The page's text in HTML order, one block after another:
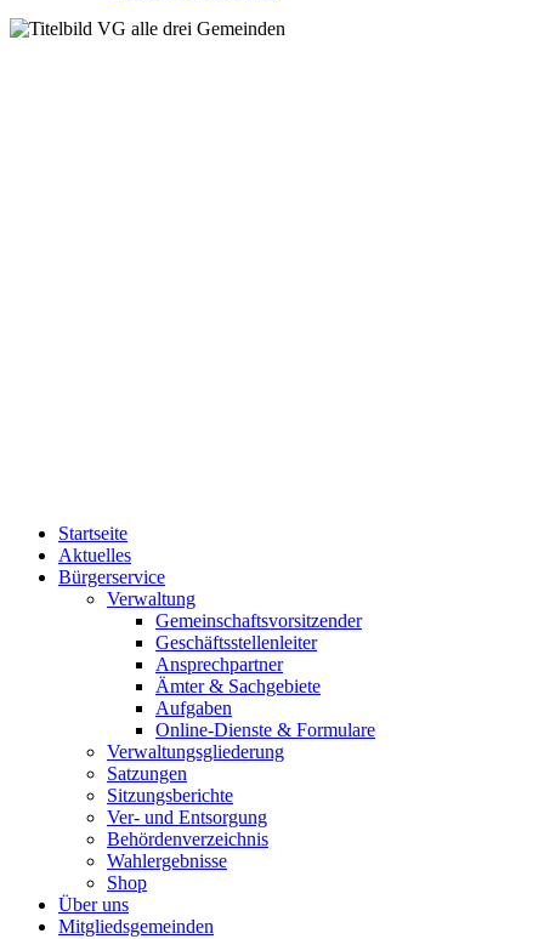
Startseite
Aktuelles
Bürgerservice
Verwaltung
Gemeinschaftsvorsitzender
Geschäftsstellenleiter
Ansprechpartner
Ämter & Sachgebiete
Aufgaben
Online-Dienste & Formulare
Verwaltungsgliederung
Satzungen
Sitzungsberichte
Ver- und Entsorgung
Behördenverzeichnis
Wahlergebnisse
Shop
Über uns
Mitgliedsgemeinden